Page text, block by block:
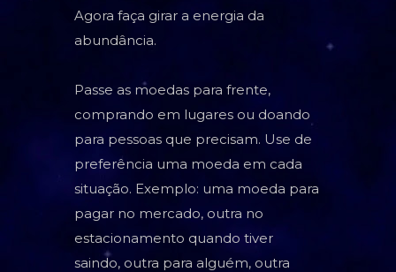
Agora faça girar a energia da
abundância.
Passe as moedas para frente,
comprando em lugares ou doando
para pessoas que precisam. Use de
preferência uma moeda em cada
situação. Exemplo: uma moeda para
pagar no mercado, outra no
estacionamento quando tiver
saindo, outra para alguém, outra